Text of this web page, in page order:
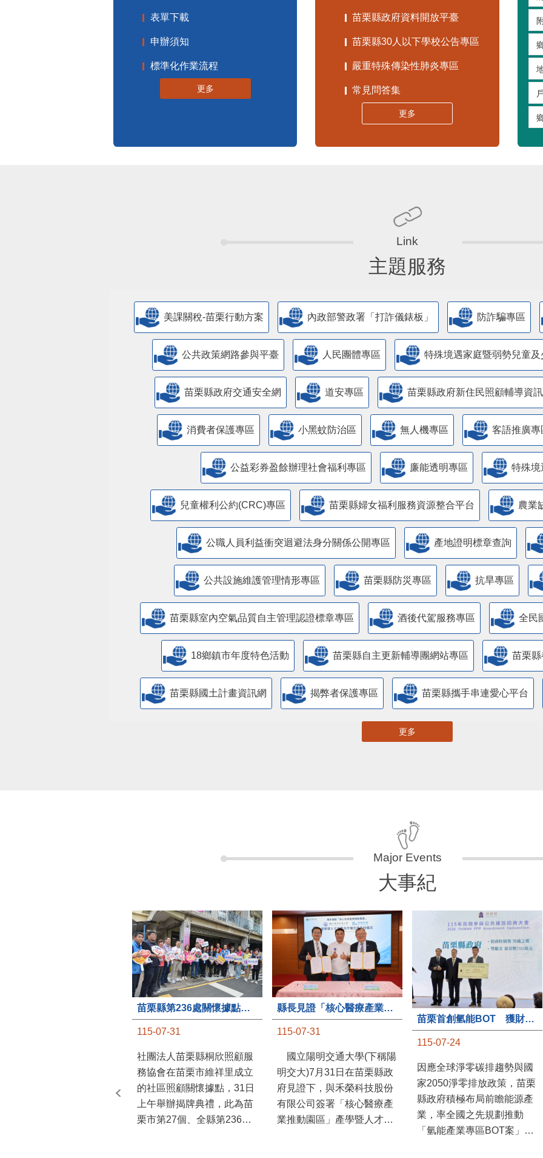
表單下載
申辦須知
標準化作業流程
更多
苗栗縣政府資料開放平臺
苗栗縣30人以下學校公告專區
嚴重特殊傳染性肺炎專區
常見問答集
更多
主題服務
美課關稅-苗栗行動方案 內政部警政署「打詐儀錶板」 防詐騙專區
公共政策網路參與平臺 人民團體專區 特殊境遇家庭暨弱勢兒童
苗栗縣政府交通安全網 道安專區 苗栗縣政府新住民照顧輔導資
消費者保護專區 小黑蚊防治區 無人機專區 客語推廣專
公益彩券盈餘辦理社會福利專區 廉能透明專區 特殊境
兒童權利公約(CRC)專區 苗栗縣婦女福利服務資源整合平台 農業
公職人員利益衝突迴避法身分關係公開專區 產地證明標章查詢
​公共設施維護管理情形專區 苗栗縣防災專區 抗旱專區
苗栗縣室內空氣品質自主管理認證標章專區 酒後代駕服務專區 全民
18鄉鎮市年度特色活動 苗栗縣自主更新輔導團網站專區 苗栗
苗栗縣國土計畫資訊網 揭弊者保護專區 苗栗縣攜手串連愛心平台
更多
大事紀
苗栗縣第236處關懷據點在苗栗市維祥里揭牌
115-07-31
社團法人苗栗縣桐欣照顧服
務協會在苗栗市維祥里成立
的社區照顧關懷據點，31日
上午舉辦揭牌典禮，此為苗
栗市第27個、全縣第236處
縣長見證「核心醫療產業推動園區」產學合作簽約儀式
115-07-31
國立陽明交通大學(下稱陽
明交大)7月31日在苗栗縣政
府見證下，與禾榮科技股份
有限公司簽署「核心醫療產
業推動園區」產學暨人才培
苗栗首創氫能BOT 獲財政部「突破之翼」肯定
115-07-24
因應全球淨零碳排趨勢與國
家2050淨零排放政策，苗栗
縣政府積極布局前瞻能源產
業，率全國之先規劃推動
「氫能產業專區BOT案」，